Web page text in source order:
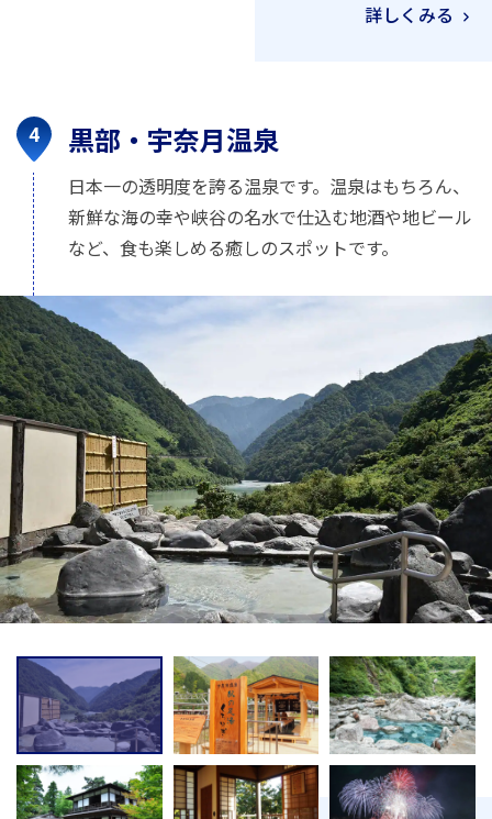
詳しくみる
黒部・宇奈月温泉
日本一の透明度を誇る温泉です。温泉はもちろん、
新鮮な海の幸や峡谷の名水で仕込む地酒や地ビール
など、食も楽しめる癒しのスポットです。